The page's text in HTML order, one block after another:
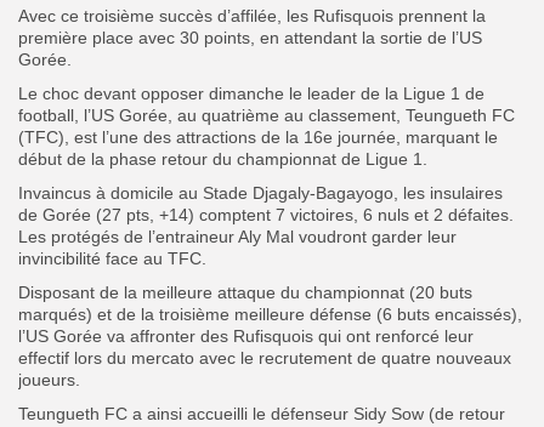
Avec ce troisième succès d’affilée, les Rufisquois prennent la
première place avec 30 points, en attendant la sortie de l’US
Gorée.
Le choc devant opposer dimanche le leader de la Ligue 1 de
football, l’US Gorée, au quatrième au classement, Teungueth FC
(TFC), est l’une des attractions de la 16e journée, marquant le
début de la phase retour du championnat de Ligue 1.
Invaincus à domicile au Stade Djagaly-Bagayogo, les insulaires
de Gorée (27 pts, +14) comptent 7 victoires, 6 nuls et 2 défaites.
Les protégés de l’entraineur Aly Mal voudront garder leur
invincibilité face au TFC.
Disposant de la meilleure attaque du championnat (20 buts
marqués) et de la troisième meilleure défense (6 buts encaissés),
l’US Gorée va affronter des Rufisquois qui ont renforcé leur
effectif lors du mercato avec le recrutement de quatre nouveaux
joueurs.
Teungueth FC a ainsi accueilli le défenseur Sidy Sow (de retour